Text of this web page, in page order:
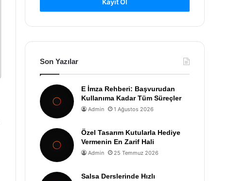
Kayıt Ol
Son Yazılar
E İmza Rehberi: Başvurudan
Kullanıma Kadar Tüm Süreçler
Admin 1 Ağustos 2026
Özel Tasarım Kutularla Hediye
Vermenin En Zarif Hali
Admin 25 Temmuz 2026
Salsa Derslerinde Hızlı